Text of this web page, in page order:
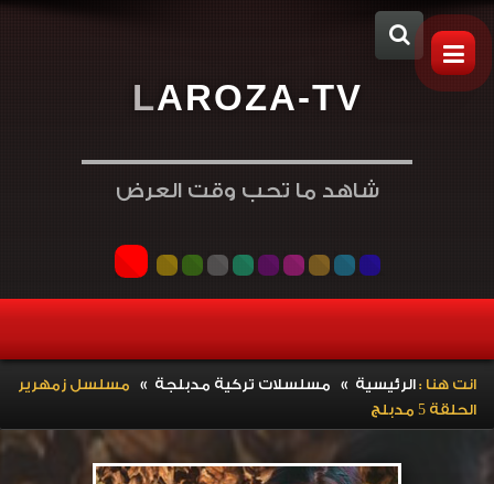
LAROZA-TV
شاهد ما تحب وقت العرض
انت هنا :الرئيسية » مسلسلات تركية مدبلجة » مسلسل زمهرير
الحلقة 5 مدبلج